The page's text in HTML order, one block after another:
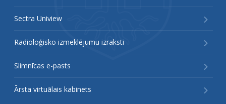
Sectra Uniview
Radioloģisko izmeklējumu izraksti
Slimnīcas e-pasts
Ārsta virtuālais kabinets